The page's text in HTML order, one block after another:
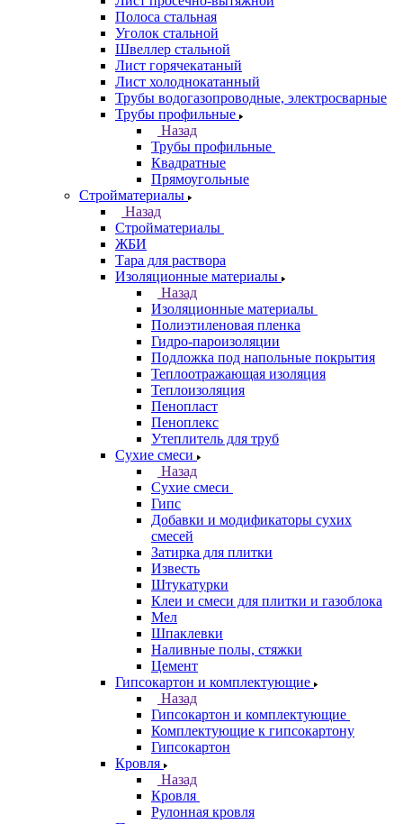
Полоса стальная
Уголок стальной
Швеллер стальной
Лист горячекатаный
Лист холоднокатанный
Трубы водогазопроводные, электросварные
Трубы профильные
Назад
Трубы профильные
Квадратные
Прямоугольные
Стройматериалы
Назад
Стройматериалы
ЖБИ
Тара для раствора
Изоляционные материалы
Назад
Изоляционные материалы
Полиэтиленовая пленка
Гидро-пароизоляции
Подложка под напольные покрытия
Теплоотражающая изоляция
Теплоизоляция
Пенопласт
Пеноплекс
Утеплитель для труб
Сухие смеси
Назад
Сухие смеси
Гипс
Добавки и модификаторы сухих
смесей
Затирка для плитки
Известь
Штукатурки
Клеи и смеси для плитки и газоблока
Мел
Шпаклевки
Наливные полы, стяжки
Цемент
Гипсокартон и комплектующие
Назад
Гипсокартон и комплектующие
Комплектующие к гипсокартону
Гипсокартон
Кровля
Назад
Кровля
Рулонная кровля